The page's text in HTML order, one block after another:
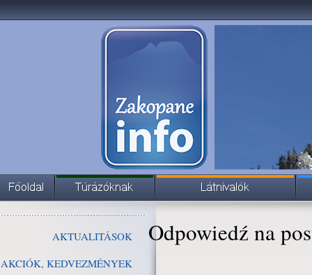
AKTUALITÁSOK
AKCIÓK, KEDVEZMÉNYEK
Odpowiedź na